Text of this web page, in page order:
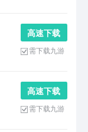
高 速 下 载
需下载九游
高 速 下 载
需下载九游